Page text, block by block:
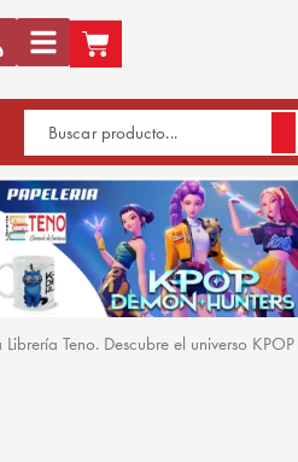
Teno. Descubre el universo KPOP